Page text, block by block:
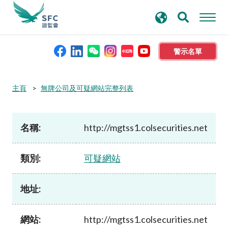
警示名單
本會簡介
規則及標準
資料庫
新聞稿及公布
尋
主頁 無牌公司及可疑網站完整列表
名稱: http://mgtss1.colsecurities.net
類別: 可疑網站
地址:
網站: http://mgtss1.colsecurities.net